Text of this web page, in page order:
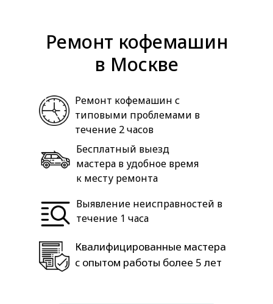
Ремонт кофемашин
в Москве
Ремонт кофемашин с
типовыми проблемами в
течение 2 часов
Бесплатный выезд
мастера в удобное время
к месту ремонта
Выявление неисправностей в
течение 1 часа
Квалифицированные мастера
с опытом работы более 5 лет